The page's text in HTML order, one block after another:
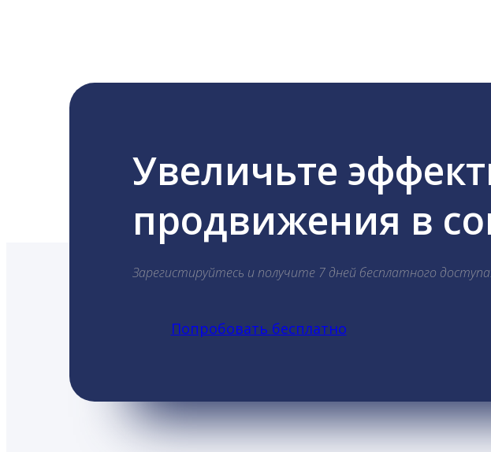
Увеличьте
продвижения в
Зарегистируйтесь и получите 7 дней бесплатного доступа.
Попробовать бесплатно